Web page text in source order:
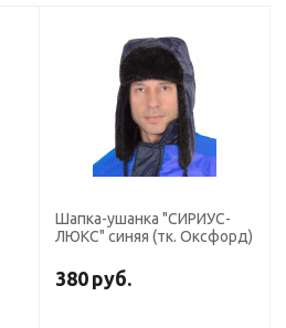
Шапка-ушанка "СИРИУС-
ЛЮКС" синяя (тк. Оксфорд)
380 руб.